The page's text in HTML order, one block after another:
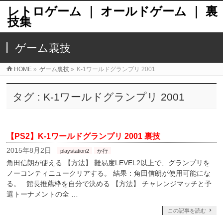
レトロゲーム ｜ オールドゲーム ｜ 裏
技集
ゲーム裏技
HOME » ゲーム裏技 » K-1ワールドグランプリ 2001
タグ : K-1ワールドグランプリ 2001
【PS2】K-1ワールドグランプリ 2001 裏技
2015年8月2日 playstation2 か行
角田信朗が使える 【方法】 難易度LEVEL2以上で、グランプリを
ノーコンティニュークリアする。 結果：角田信朗が使用可能にな
る。 館長推薦枠を自分で決める 【方法】 チャレンジマッチと予
選トーナメントの全 …
この記事を読む